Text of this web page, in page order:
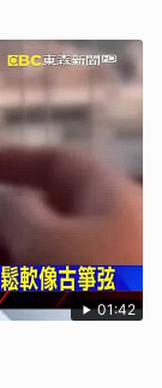
01:42